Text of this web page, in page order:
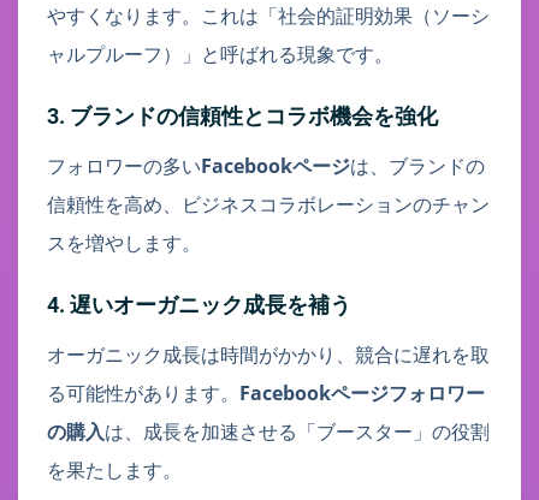
やすくなります。これは「社会的証明効果（ソーシ
ャルプルーフ）」と呼ばれる現象です。
3. ブランドの信頼性とコラボ機会を強化
フォロワーの多いFacebookページは、ブランドの
信頼性を高め、ビジネスコラボレーションのチャン
スを増やします。
4. 遅いオーガニック成長を補う
オーガニック成長は時間がかかり、競合に遅れを取
る可能性があります。 Facebookページフォロワー
の購入は、成長を加速させる「ブースター」の役割
を果たします。